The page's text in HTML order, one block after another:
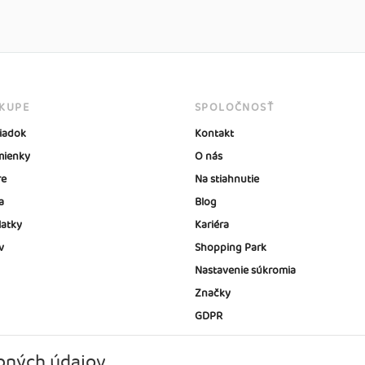
SPOLOČNOSŤ
Kontakt
O nás
Na stiahnutie
Blog
Kariéra
Shopping Park
Nastavenie súkromia
Značky
GDPR